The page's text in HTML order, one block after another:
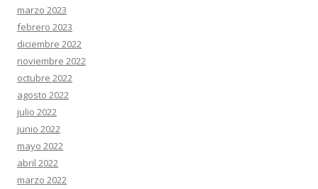
marzo 2023
febrero 2023
diciembre 2022
noviembre 2022
octubre 2022
agosto 2022
julio 2022
junio 2022
mayo 2022
abril 2022
marzo 2022